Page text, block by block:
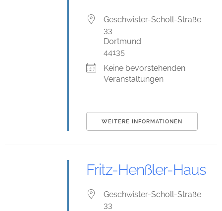
Geschwister-Scholl-Straße
33
Dortmund
44135
Keine bevorstehenden
Veranstaltungen
WEITERE INFORMATIONEN
Fritz-Henßler-Haus
Geschwister-Scholl-Straße
33